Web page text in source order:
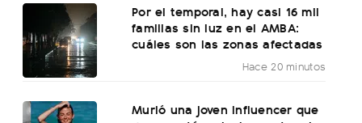
Por el temporal, hay casi 16 mil
familias sin luz en el AMBA:
cuáles son las zonas afectadas
Hace 20 minutos
Murió una joven influencer que